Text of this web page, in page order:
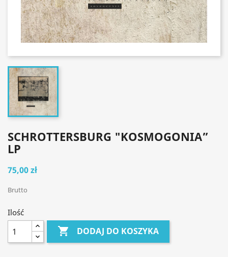
SCHROTTERSBURG "KOSMOGONIA”
LP
75,00 zł
Brutto
Ilość
 DODAJ DO KOSZYKA